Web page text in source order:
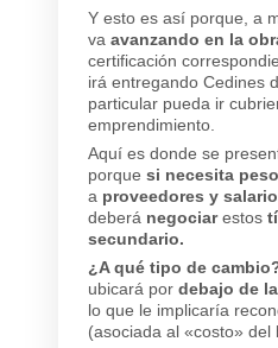
Y esto es así porque, a
va avanzando en la
certificación
irá entregando Cedines
particular pueda ir
emprendimiento.
Aquí es donde se
porque si necesita
a proveedores y
deberá negociarestos
secundario.
¿A qué tipo de
ubicará por debajo de
lo que le implicaría
(asociada al «costo» del